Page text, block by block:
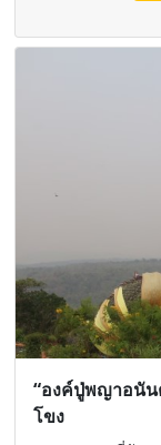
“องค์ปู่พญาอนัน
โขง